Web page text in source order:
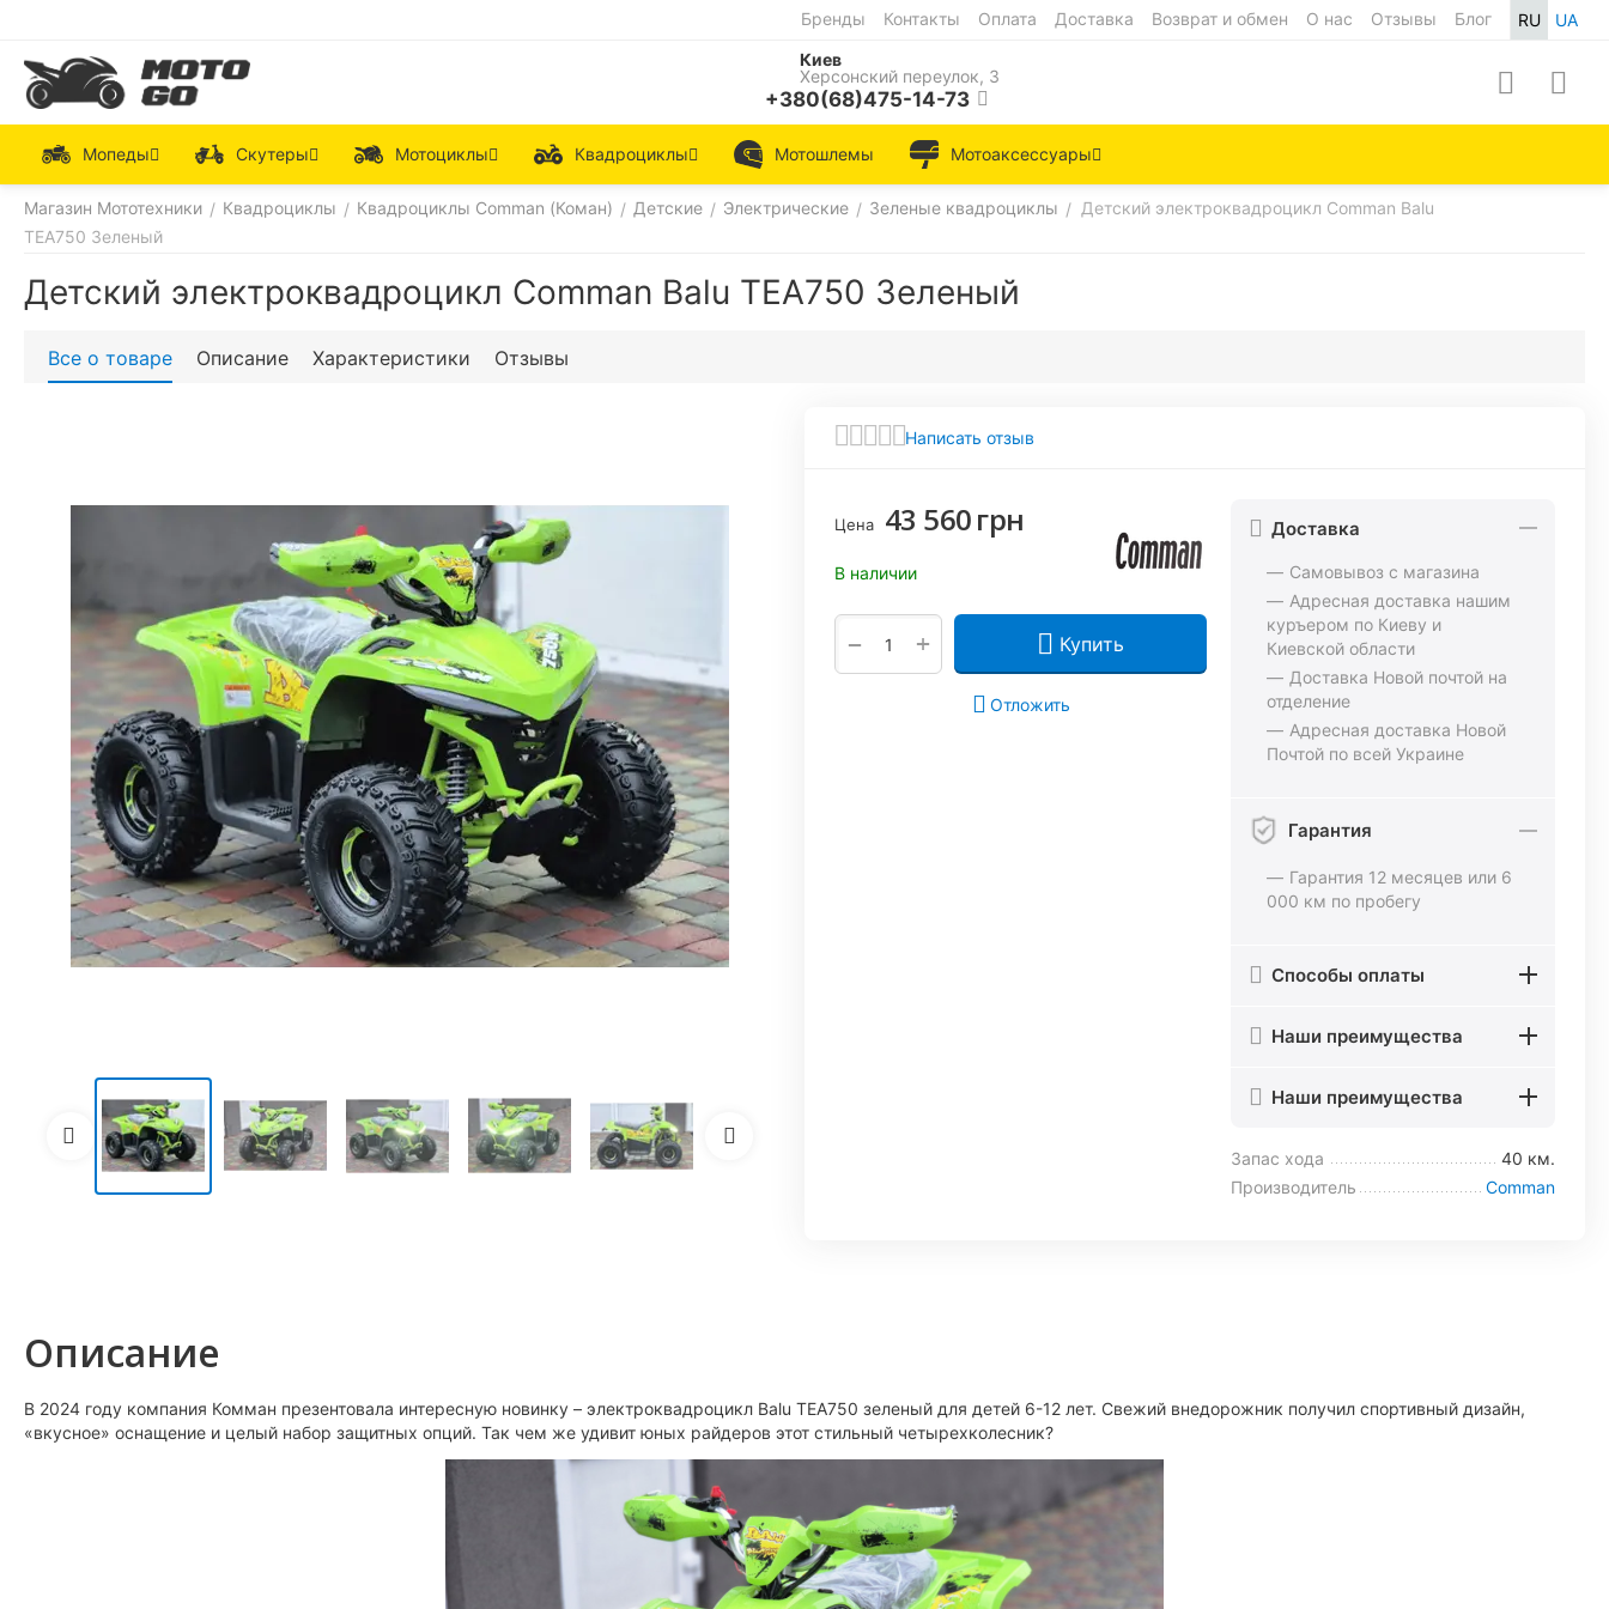
RU UA
Бренды Контакты Оплата Доставка Возврат и обмен О нас Отзывы
Блог
Киев
Херсонский переулок, 3
+380(68)475-14-73
Мопеды Скутеры Мотоциклы Квадроциклы Мотошлемы Мотоаксессуары
Магазин Мототехники / Квадроциклы / Квадроциклы Comman (Коман) / Детские / Электрические / Зеленые квадроциклы / Детский электроквадроцикл Comman Balu
TEA750 Зеленый
Детский электроквадроцикл Comman Balu TEA750 Зеленый
Все о товаре Описание Характеристики Отзывы
Написать отзыв
Цена 43 560грн
В наличии
+
− Купить
Отложить
Доставка
Самовывоз с магазина
Адресная доставка нашим
куръером по Киеву и
Киевской области
Доставка Новой почтой на
отделение
Адресная доставка Новой
Почтой по всей Украине
Гарантия
Гарантия 12 месяцев или 6
000 км по пробегу
Способы оплаты
Наши преимущества
Наши преимущества
Запас хода
40 км.
Производитель
Comman
Описание
В 2024 году компания Комман презентовала интересную новинку – электроквадроцикл Balu TEA750 зеленый для детей 6-12 лет. Свежий внедорожник получил спортивный дизайн,
«вкусное» оснащение и целый набор защитных опций. Так чем же удивит юных райдеров этот стильный четырехколесник?